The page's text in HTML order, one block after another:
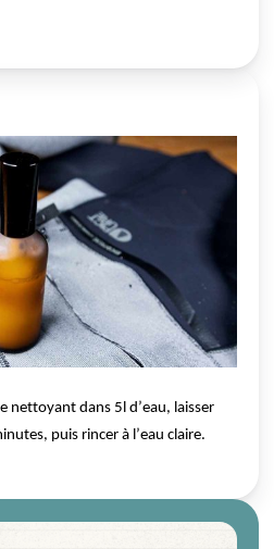
nettoyant dans 5l d’eau, laisser
puis rincer à l’eau claire.